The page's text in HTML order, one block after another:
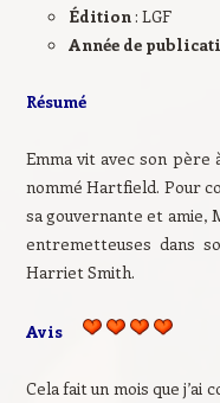
Édition: LGF
Année de
Résumé
Emma vit avec son
nommé Hartfield. Pour
sa gouvernante et amie,
entremetteuses dans
Harriet Smith.
Avis
Cela fait un mois que